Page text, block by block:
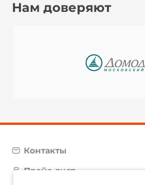
Нам доверяют
Контакты
Прайс-лист